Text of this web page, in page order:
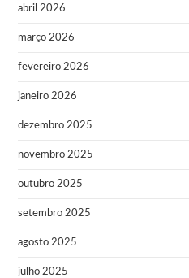
abril 2026
março 2026
fevereiro 2026
janeiro 2026
dezembro 2025
novembro 2025
outubro 2025
setembro 2025
agosto 2025
julho 2025